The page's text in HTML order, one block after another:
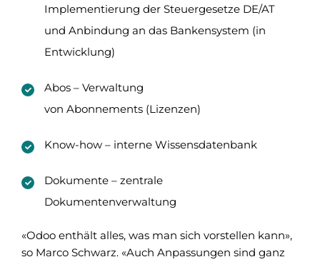
Implementierung der Steuergesetze DE/AT
und Anbindung an das Bankensystem (in
Entwicklung)
Abos – Verwaltung
von Abonnements (Lizenzen)
Know-how – interne Wissensdatenbank
Dokumente – zentrale
Dokumentenverwaltung
«Odoo enthält alles, was man sich vorstellen kann»,
so Marco Schwarz. «Auch Anpassungen sind ganz